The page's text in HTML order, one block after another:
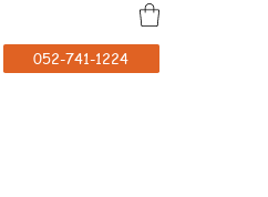
052-741-1224